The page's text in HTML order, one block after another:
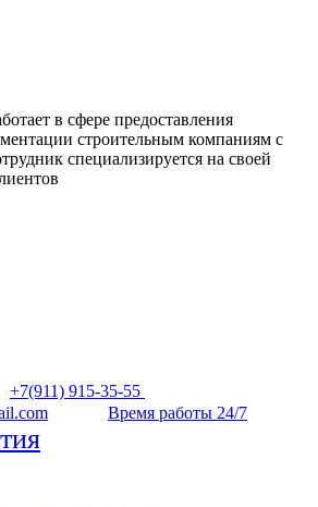
в сфере предоставления
строительным компаниям с
специализируется на своей
+7(911) 915-35-55
Время работы 24/7